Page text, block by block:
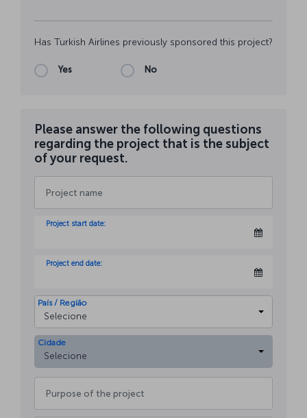
Has Turkish Airlines previously sponsored this project?
Yes No
Please answer the following questions
regarding the project that is the subject
of your request.
Project start date:
Project end date:
País / Região
Selecione
Cidade
Selecione